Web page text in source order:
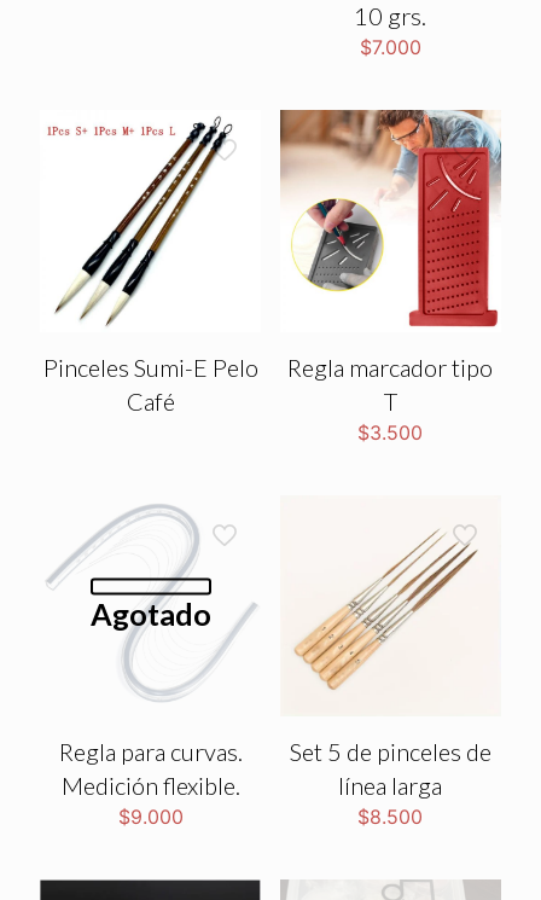
10 grs.
$7.000
Pinceles Sumi-E Pelo
Café
Regla marcador tipo
T
$3.500
Agotado
Regla para curvas.
Medición flexible.
$9.000
Set 5 de pinceles de
línea larga
$8.500